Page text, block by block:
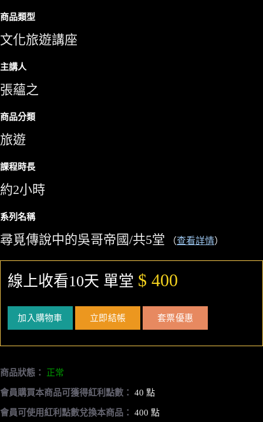
商品類型
文化旅遊講座
主講人
張蘊之
商品分類
旅遊
課程時長
約2小時
系列名稱
尋覓傳說中的吳哥帝國/共5堂 （查看詳情）
線上收看10天 單堂 $ 400
加入購物車 立即結帳 套票優惠
商品狀態： 正常
會員購買本商品可獲得紅利點數： 40 點
會員可使用紅利點數兌換本商品： 400 點